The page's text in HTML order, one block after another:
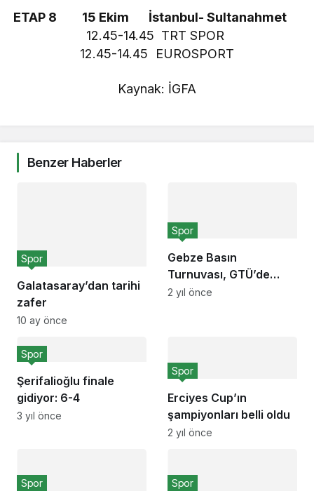
ETAP 8 15 Ekim İstanbul- Sultanahmet
12.45-14.45 TRT SPOR
12.45-14.45 EUROSPORT
Kaynak: İGFA
Benzer Haberler
Galatasaray’dan tarihi
zafer
Spor
10 ay önce
Gebze Basın
Turnuvası, GTÜ’de
başladı
Spor
2 yıl önce
Şerifalioğlu finale
gidiyor: 6-4
Spor
3 yıl önce
Erciyes Cup’ın
şampiyonları belli oldu
Spor
2 yıl önce
Spor Spor